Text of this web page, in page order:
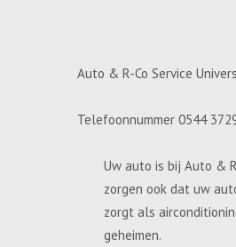
Auto & R-Co Service
Telefoonnummer 0544
Uw auto is bij Auto &
zorgen ook dat uw
zorgt als
geheimen.